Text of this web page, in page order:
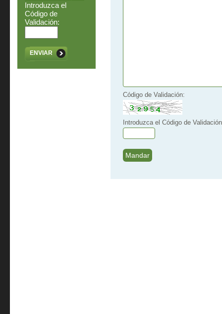
Introduzca el
Código de
Validación:
ENVIAR
Código de Validación:
Introduzca el Código de